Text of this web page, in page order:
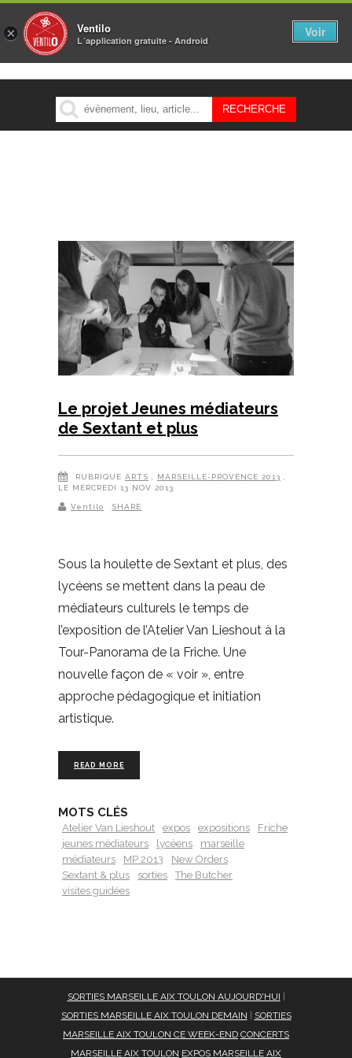
MENU
Le projet Jeunes médiateurs
de Sextant et plus
RUBRIQUE ARTS MARSEILLE-PROVENCE 2013
LE MERCREDI 13 NOV 2013
Ventilo SHARE
Sous la houlette de Sextant et plus, des
lycéens se mettent dans la peau de
médiateurs culturels le temps de
l’exposition de l’Atelier Van Lieshout à la
Tour-Panorama de la Friche. Une
nouvelle façon de « voir », entre
approche pédagogique et initiation
artistique.
READ MORE
MOTS CLÉS
Atelier Van Lieshout expos expositions
Friche
jeunes médiateurs
lycéens
marseille
médiateurs
MP 2013
New Orders
Sextant & plus
sorties
The Butcher
visites guidées
SORTIES MARSEILLE AIX TOULON AUJOURD'HUI
SORTIES MARSEILLE AIX TOULON DEMAIN
SORTIES
MARSEILLE AIX TOULON CE WEEK-END CONCERTS
MARSEILLE AIX TOULON EXPOS MARSEILLE AIX
× Ventilo
L´application gratuite - Android
Voir